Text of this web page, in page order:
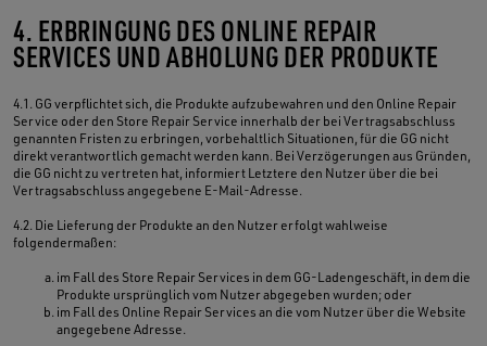
4. ERBRINGUNG DES ONLINE REPAIR
SERVICES UND ABHOLUNG DER PRODUKTE
4.1. GG verpflichtet sich, die Produkte aufzubewahren und den Online Repair
Service oder den Store Repair Service innerhalb der bei Vertragsabschluss
genannten Fristen zu erbringen, vorbehaltlich Situationen, für die GG nicht
direkt verantwortlich gemacht werden kann. Bei Verzögerungen aus Gründen,
die GG nicht zu vertreten hat, informiert Letztere den Nutzer über die bei
Vertragsabschluss angegebene E-Mail-Adresse.
4.2. Die Lieferung der Produkte an den Nutzer erfolgt wahlweise
folgendermaßen:
im Fall des Store Repair Services in dem GG-Ladengeschäft, in dem die
Produkte ursprünglich vom Nutzer abgegeben wurden; oder
im Fall des Online Repair Services an die vom Nutzer über die Website
angegebene Adresse.